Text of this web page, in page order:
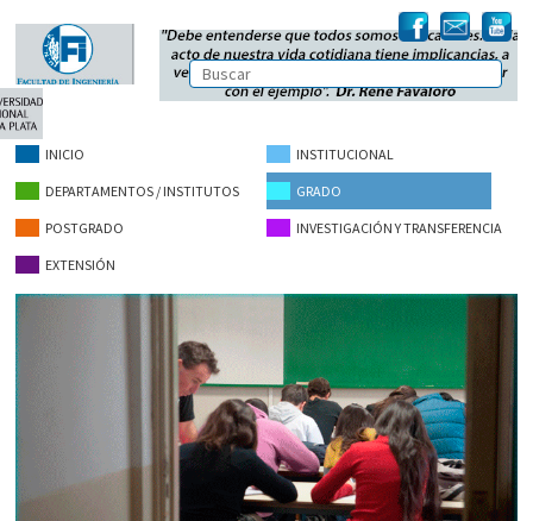
INICIO INSTITUCIONAL
DEPARTAMENTOS / INSTITUTOS GRADO
POSTGRADO INVESTIGACIÓN Y TRANSFERENCIA
EXTENSIÓN